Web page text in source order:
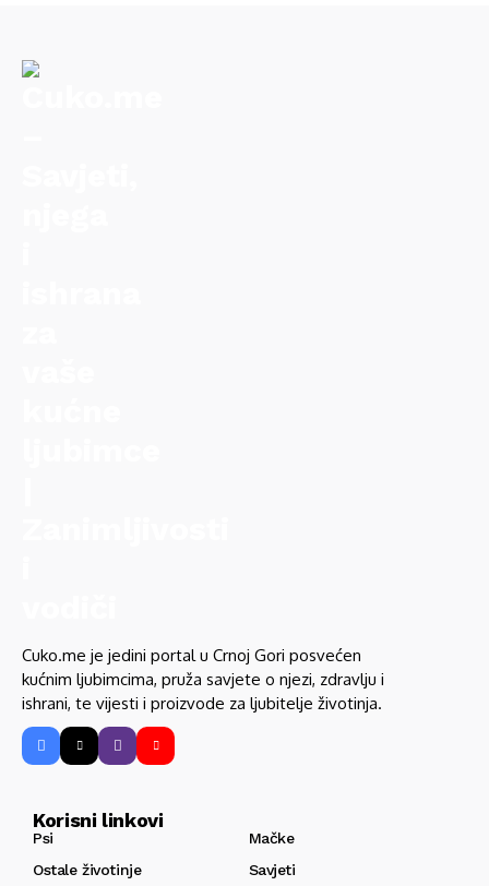
Cuko.me je jedini portal u Crnoj Gori posvećen
kućnim ljubimcima, pruža savjete o njezi, zdravlju i
ishrani, te vijesti i proizvode za ljubitelje životinja.
Korisni linkovi
Psi
Mačke
Ostale životinje
Savjeti